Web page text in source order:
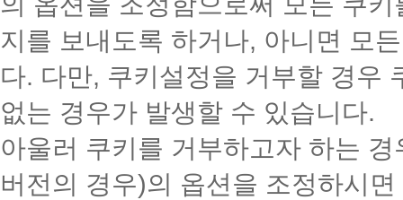
지를 보내도록 하거나, 아니면 모
다. 다만, 쿠키설정을 거부할 경우
없는 경우가 발생할 수 있습니다.
아울러 쿠키를 거부하고자 하는
버전의 경우)의 옵션을 조정하시